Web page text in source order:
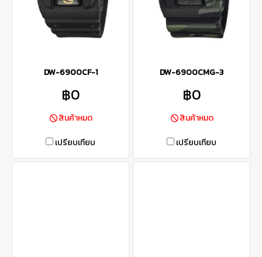
DW-6900CF-1
฿0
สินค้าหมด
เปรียบเทียบ
DW-6900CMG-3
฿0
สินค้าหมด
เปรียบเทียบ